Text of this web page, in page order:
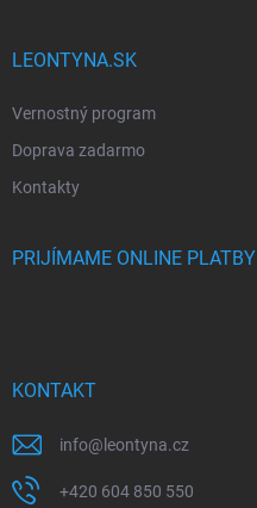
LEONTYNA.SK
Vernostný program
Doprava zadarmo
Kontakty
PRIJÍMAME ONLINE PLATBY
KONTAKT
info@ leontyna.cz
+420 604 850 550